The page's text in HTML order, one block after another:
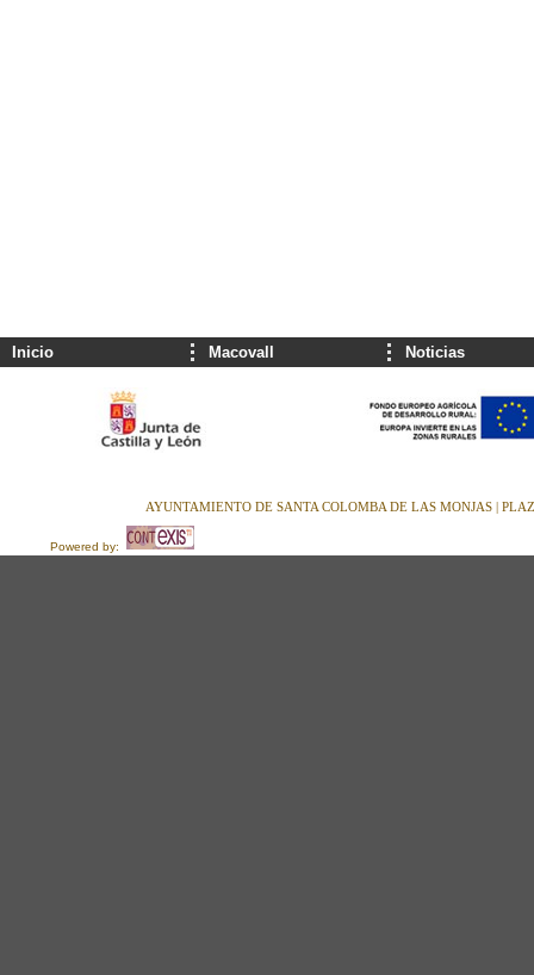
Inicio Macovall Noticias
AYUNTAMIENTO DE SANTA COLOMBA DE LAS MONJAS |
Powered by: